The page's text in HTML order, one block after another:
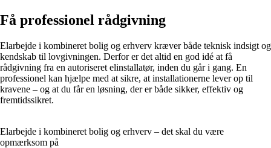
Få professionel rådgivning
Elarbejde i kombineret bolig og erhverv kræver både teknisk indsigt og
kendskab til lovgivningen. Derfor er det altid en god idé at få
rådgivning fra en autoriseret elinstallatør, inden du går i gang. En
professionel kan hjælpe med at sikre, at installationerne lever op til
kravene – og at du får en løsning, der er både sikker, effektiv og
fremtidssikret.
Elarbejde i kombineret bolig og erhverv – det skal du være
opmærksom på